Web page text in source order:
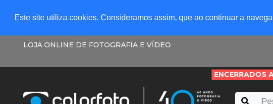
Este site utiliza cookies. Consideramos assim, que ao continuar a
LOJA ONLINE DE FOTOGRAFIA E VÍDEO
ENCERRADOS